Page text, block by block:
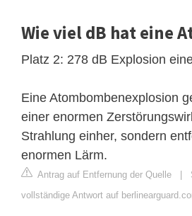
Wie viel dB hat eine
Platz 2: 278 dB Explosion
Eine Atombombenexplosion
einer enormen
Strahlung einher, sondern
enormen Lärm.
Antrag auf Entfernung der Quelle |
vollständige Antwort auf